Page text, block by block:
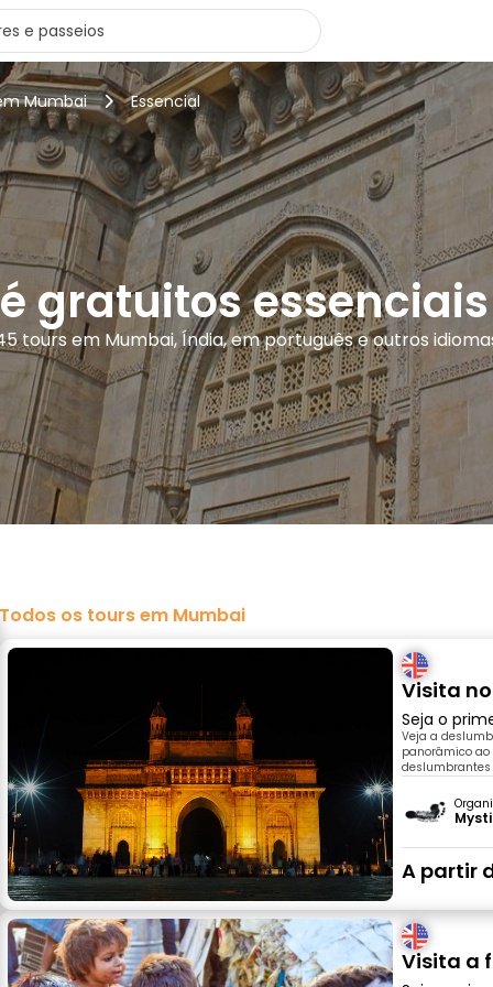
Mumbai Essencial
gratuitos
tours em Mumbai, Índia, em português e outros
Todos os tours em Mumbai
Visita
Seja o
Veja a
panorâmico
deslumbrantes
A partir
Visita a